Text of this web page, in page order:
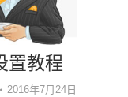
置教程
2016年7月24日